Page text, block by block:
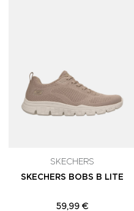
SKECHERS
SKECHERS BOBS B LITE
59,99 €